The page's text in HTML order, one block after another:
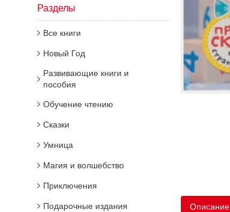
Разделы
Все книги
Новый Год
Развивающие книги и
пособия
Обучение чтению
Сказки
Умница
Магия и волшебство
Приключения
Подарочные издания Описание